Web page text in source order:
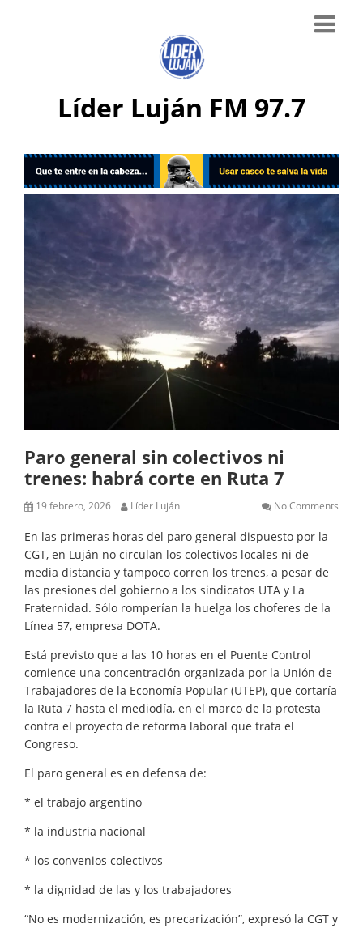
Líder Luján FM 97.7
Paro general sin colectivos ni
trenes: habrá corte en Ruta 7
19 febrero, 2026 Líder Luján No Comments
En las primeras horas del paro general dispuesto por la
CGT, en Luján no circulan los colectivos locales ni de
media distancia y tampoco corren los trenes, a pesar de
las presiones del gobierno a los sindicatos UTA y La
Fraternidad. Sólo romperían la huelga los choferes de la
Línea 57, empresa DOTA.
Está previsto que a las 10 horas en el Puente Control
comience una concentración organizada por la Unión de
Trabajadores de la Economía Popular (UTEP), que cortaría
la Ruta 7 hasta el mediodía, en el marco de la protesta
contra el proyecto de reforma laboral que trata el
Congreso.
El paro general es en defensa de:
* el trabajo argentino
* la industria nacional
* los convenios colectivos
* la dignidad de las y los trabajadores
“No es modernización, es precarización”, expresó la CGT y